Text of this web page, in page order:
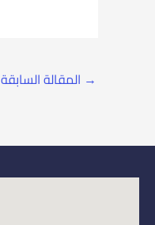
→ المقالة السابقة